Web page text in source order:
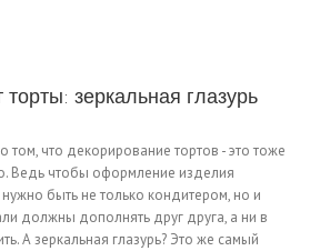
зеркальная глазурь
том, что декорирование тортов - это тоже
Ведь чтобы оформление изделия
быть не только кондитером, но и
должны дополнять друг друга, а ни в
А зеркальная глазурь? Это же самый